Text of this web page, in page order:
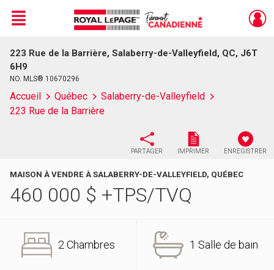
Live
En Direct
Menu
223 Rue de la Barrière, Salaberry-de-Valleyfield, QC, J6T
6H9
NO. MLS® 10670296
Accueil Québec
Salaberry-de-Valleyfield
223 Rue de la Barrière
PARTAGER IMPRIMER ENREGISTRER
MAISON À VENDRE À SALABERRY-DE-VALLEYFIELD, QUÉBEC
460 000 $ +TPS/TVQ
2 Chambres 1 Salle de bain